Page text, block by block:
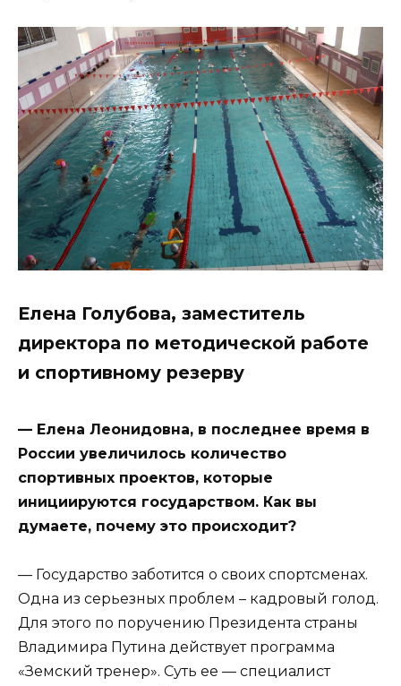
Елена Голубова, заместитель
директора по методической работе
и спортивному резерву
— Елена Леонидовна, в последнее время в
России увеличилось количество
спортивных проектов, которые
инициируются государством. Как вы
думаете, почему это происходит?
— Государство заботится о своих спортсменах.
Одна из серьезных проблем – кадровый голод.
Для этого по поручению Президента страны
Владимира Путина действует программа
«Земский тренер». Суть ее — специалист